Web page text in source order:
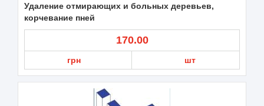
Удаление отмирающих и больных деревьев,
корчевание пней
170.00
грн шт